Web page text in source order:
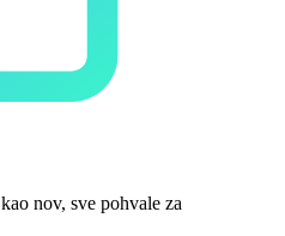
nov, sve pohvale za